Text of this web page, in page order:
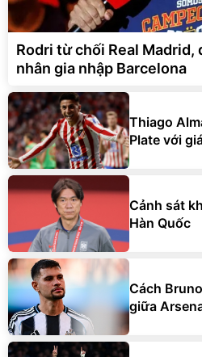
Rodri từ chối Real Madrid,
nhân gia nhập Barcelona
Thiago
Plate với
Cảnh sát
Hàn Quốc
Cách
giữa